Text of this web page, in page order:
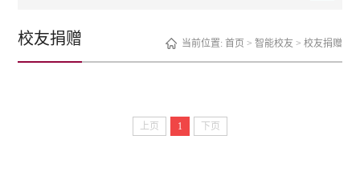
当前位置: 首页 > 智能校友 > 校友捐赠
校友捐赠
上页 1 下页